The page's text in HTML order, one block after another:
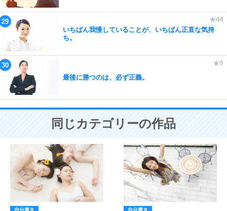
いちばん我慢していることが、いちばん正直な気持
ち。
最後に勝つのは、必ず正義。
同じカテゴリーの作品
自分磨き 自分磨き